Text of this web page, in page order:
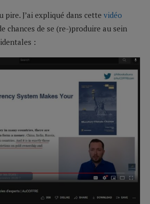
pire. J’ai expliqué dans cette vidéo
chances de se (re-)produire au sein
: